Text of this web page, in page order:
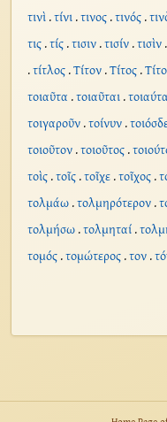
τινὶ.τίνι.τινος.τινός.
τις.τίς.τισιν.τισίν.τισὶν
.τίτλος.Τίτον.Τίτος.
τοιαῦτα .τοιαῦται.
τοιγαροῦν.τοίνυν.
τοιοῦτον.τοιοῦτος.
τοὶς.τοῖς.τοῖχε.τοῖχος.
τολμάω.τολμηρότερον.
τολμήσω.τολμηταί.
τομός.τομώτερος.τον.